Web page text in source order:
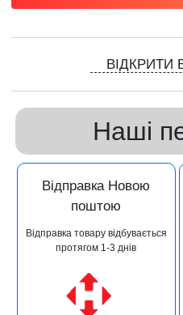
ВІДКРИТИ
Наші
Відправка Новою
поштою
Відправка товару відбувається
протягом 1-3 днів